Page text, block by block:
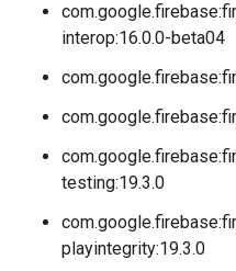
interop:16.0.0-beta04
testing:19.3.0
playintegrity:19.3.0